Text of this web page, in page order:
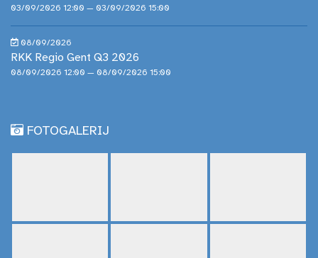
03/09/2026 12:00 — 03/09/2026 15:00
08/09/2026
RKK Regio Gent Q3 2026
08/09/2026 12:00 — 08/09/2026 15:00
FOTOGALERIJ